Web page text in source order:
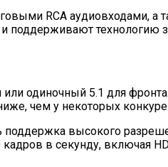
RCA аудиовходами, а
поддерживают технологию
одиночный 5.1 для
чем у некоторых
поддержка высокого
в секунду, включая